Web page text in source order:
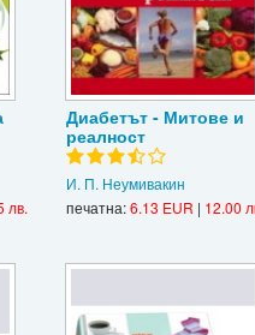
лв.
Диабетът - Митове и
реалност
И. П. Неумивакин
печатна:6.13 EUR | 12.00